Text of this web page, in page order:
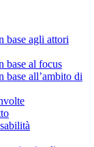
base agli attori
base al focus
base all’ambito di